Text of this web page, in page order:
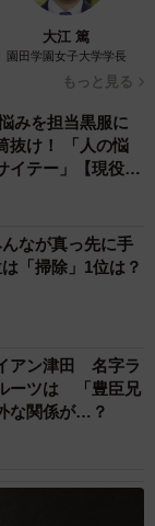
大江 篤
園田学園女子大学学長
もっと見る
みを担当黒服に
人の悩
イテー」【現役キ
なが真っ先に手
「掃除」1位は？
アン津田 名字ラ
ーツは 「豊臣兄
な関係が…？